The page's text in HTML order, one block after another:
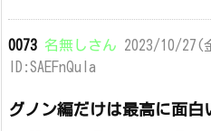
0073 名無しさん 2023/10/27(
ID:SAEFnQuIa
グノン編だけは最高に面白